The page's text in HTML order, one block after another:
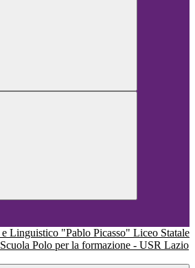
Liceo Statale
Scuola Polo per la formazione - USR Lazio